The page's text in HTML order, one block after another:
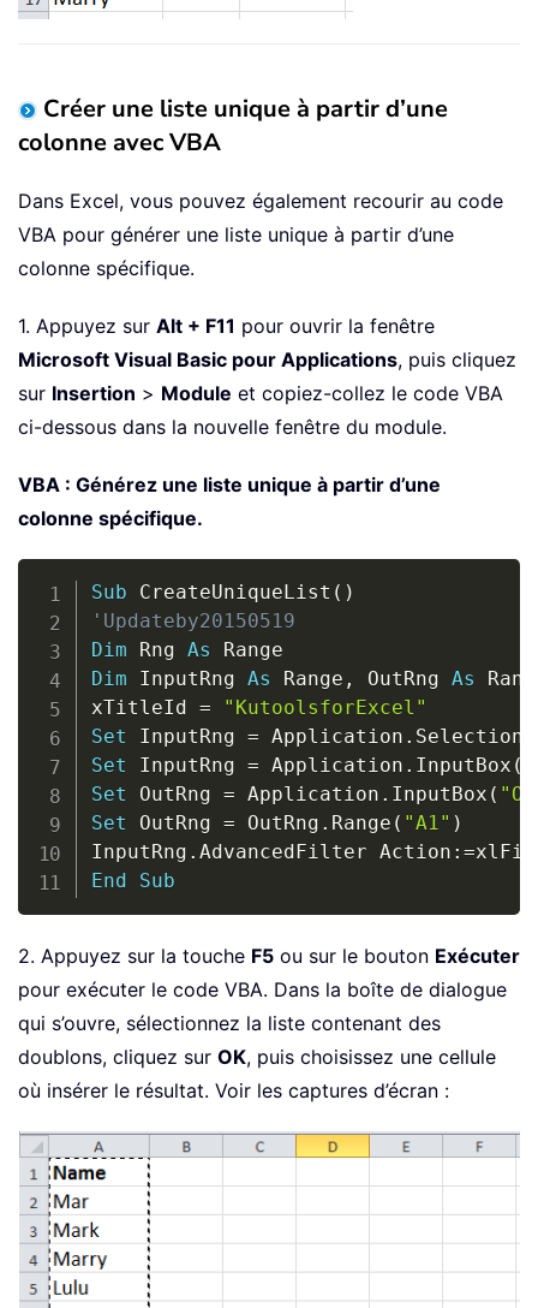
Créer une liste unique à partir d’une
colonne avec VBA
Dans Excel, vous pouvez également recourir au code
VBA pour générer une liste unique à partir d’une
colonne spécifique.
1. Appuyez sur Alt + F11 pour ouvrir la fenêtre
Microsoft Visual Basic pour Applications, puis cliquez
sur Insertion > Module et copiez-collez le code VBA
ci-dessous dans la nouvelle fenêtre du module.
VBA : Générez une liste unique à partir d’une
colonne spécifique.
Sub CreateUniqueList ( )
'Updateby20150519
Dim Rng As
Dim InputRng As Range , OutRng As
xTitleId =
"KutoolsforExcel"
Set InputRng = Application .
Set InputRng = Application . InputBox (
Set OutRng = Application . InputBox (
Set OutRng = OutRng . Range ( "A1" )
InputRng . AdvancedFilter Action : =
End
Sub
2. Appuyez sur la touche F5 ou sur le bouton Exécuter
pour exécuter le code VBA. Dans la boîte de dialogue
qui s’ouvre, sélectionnez la liste contenant des
doublons, cliquez sur OK, puis choisissez une cellule
où insérer le résultat. Voir les captures d’écran :